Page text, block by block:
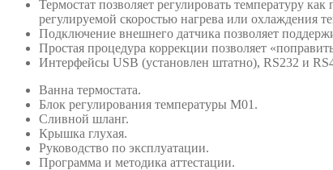
Термостат позволяет регулировать температуру
регулируемой скоростью нагрева или охлаждения
Подключение внешнего датчика позволяет
Простая процедура коррекции позволяет
Интерфейсы USB (установлен штатно), RS232 и
Ванна термостата.
Блок регулирования температуры М01.
Сливной шланг.
Крышка глухая.
Руководство по эксплуатации.
Программа и методика аттестации.